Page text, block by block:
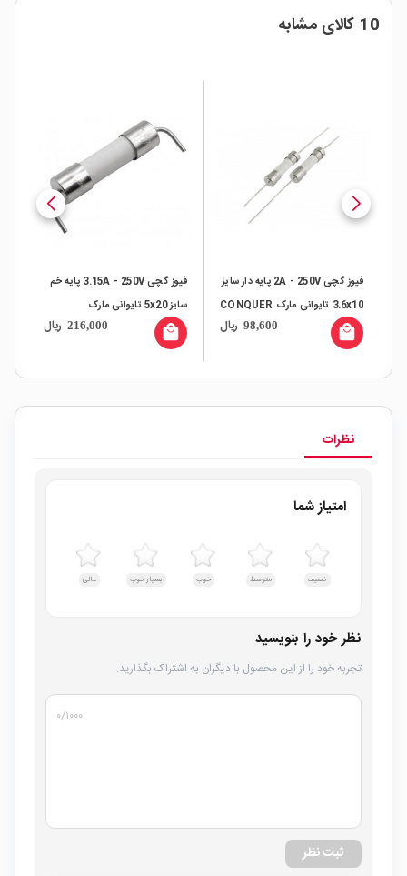
10 کالای مشابه
فیوز گچی 2A - 250V پایه دار سایز
3.6x10 تایوانی مارک CONQUER
98,600 ریال local_mall
فیوز گچی 3.15A - 250V پایه خم
سایز 5x20 تایوانی مارک
CONQUER
216,000 ریال local_mall
نظرات
امتیاز شما
ضعیف متوسط خوب بسیار خوب عالی
نظر خود را بنویسید
تجربه خود را از این محصول با دیگران به اشتراک بگذارید.
۰/۱۰۰۰
ثبت نظر